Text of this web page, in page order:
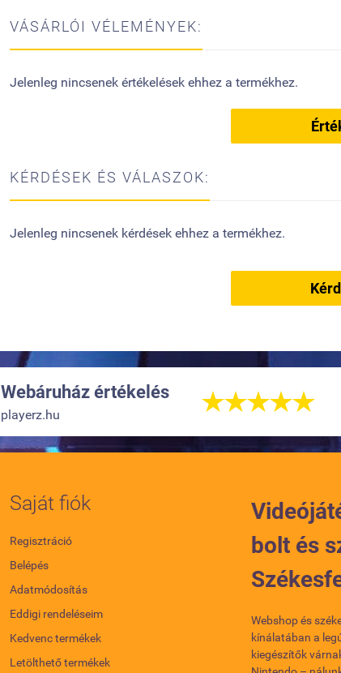
VÁSÁRLÓI VÉLEMÉNYEK:
Jelenleg nincsenek értékelések ehhez a termékhez.
KÉRDÉSEK ÉS VÁLASZOK:
Jelenleg nincsenek kérdések ehhez a termékhez.
Webáruház értékelés
playerz.hu

Saját fiók
Regisztráció
Belépés
Adatmódosítás
Eddigi rendeléseim
Kedvenc termékek
Letölthető termékek
bolt és
Webshop és
kínálatában a
kiegészítők